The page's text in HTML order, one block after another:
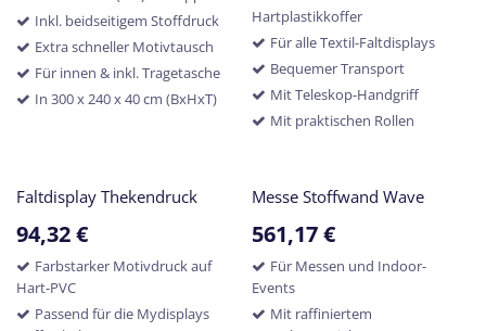
Inkl. beidseitigem Stoffdruck
Extra schneller Motivtausch
Für innen & inkl. Tragetasche
In 300 x 240 x 40 cm (BxHxT)
Hartplastikkoffer
Für alle Textil-Faltdisplays
Bequemer Transport
Mit Teleskop-Handgriff
Mit praktischen Rollen
Faltdisplay Thekendruck
94,32€
Farbstarker Motivdruck auf
Hart-PVC
Passend für die Mydisplays
Messe Stoffwand Wave
561,17€
Für Messen und Indoor-
Events
Mit raffiniertem